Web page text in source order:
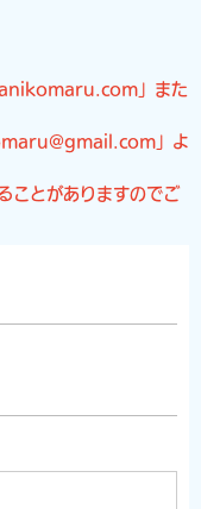
」また
」よ
ことがありますのでご